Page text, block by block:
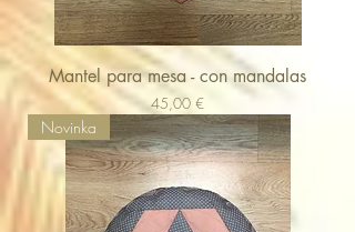
Mantel para mesa - con mandalas
Cena
45,00 €
Novinka